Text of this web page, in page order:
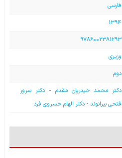
فارسی
1394
9786002381293
وزیری
دوم
دکتر محمد حیدریان مقدم - دکتر سرور
فتحی بیرانوند- دکتر الهام خسروی فرد